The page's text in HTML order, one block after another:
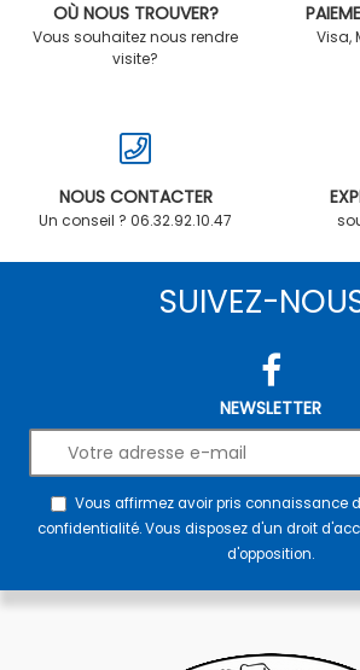
OÙ NOUS TROUVER?
Vous souhaitez nous rendre
visite?
Visa,
NOUS CONTACTER
Un conseil ? 06.32.92.10.47
SUIVEZ-
NEWSLETTER
Vous affirmez avoir pris connaissance
confidentialité. Vous disposez d'un droit
d'opposition.